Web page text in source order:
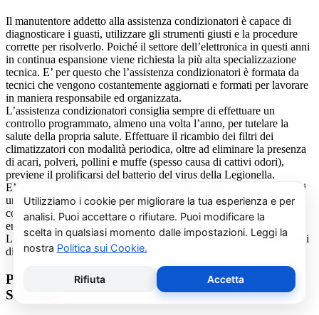
Il manutentore addetto alla assistenza condizionatori è capace di
diagnosticare i guasti, utilizzare gli strumenti giusti e la procedure
corrette per risolverlo. Poiché il settore dell’elettronica in questi anni
in continua espansione viene richiesta la più alta specializzazione
tecnica. E’ per questo che l’assistenza condizionatori è formata da
tecnici che vengono costantemente aggiornati e formati per lavorare
in maniera responsabile ed organizzata.
L’assistenza condizionatori consiglia sempre di effettuare un
controllo programmato, almeno una volta l’anno, per tutelare la
salute della propria salute. Effettuare il ricambio dei filtri dei
climatizzatori con modalità periodica, oltre ad eliminare la presenza
di acari, polveri, pollini e muffe (spesso causa di cattivi odori),
previene il prolificarsi del batterio del virus della Legionella.
E’ sempre possibile richiedere al centro di assistenza condizionatori
una consulenza gratuita per un montaggio di un nuovo
condizionatore o sulle ultime normative in materia di risparmio
energetico.
La salute e il benessere sono quindi essere gli obiettivi fondamentali
di un addetto alla assistenza condizionatori.
Pulizia e Sanificazione Condizionatori AR-therm
Scalenghe